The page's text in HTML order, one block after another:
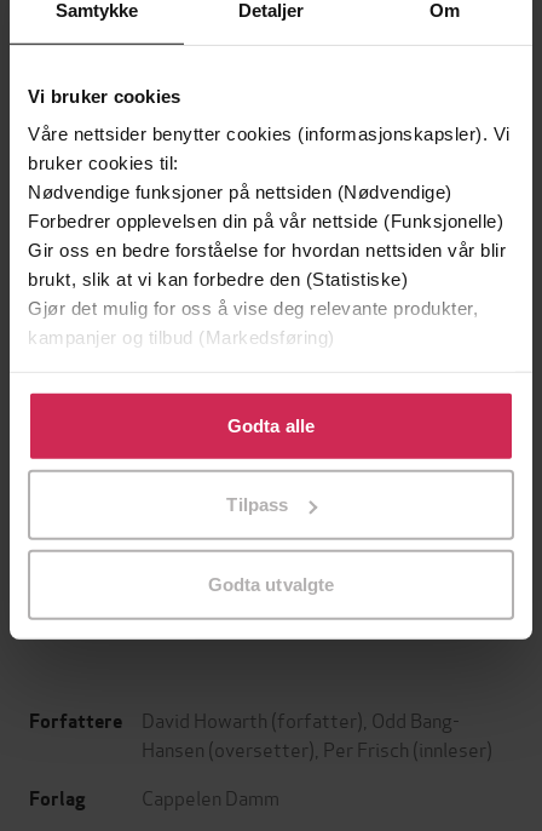
Samtykke Detaljer Om
Vi bruker cookies
Våre nettsider benytter cookies (informasjonskapsler). Vi
bruker cookies til:
Nødvendige funksjoner på nettsiden (Nødvendige)
Forbedrer opplevelsen din på vår nettside (Funksjonelle)
Gir oss en bedre forståelse for hvordan nettsiden vår blir
brukt, slik at vi kan forbedre den (Statistiske)
Gjør det mulig for oss å vise deg relevante produkter,
kampanjer og tilbud (Markedsføring)
Klikk på «Godta alle» for å gi oss ditt samtykke til å
bruke cookies for alle disse formålene. Du kan også
tilpasse ditt samtykke til spesifikke formål ved å klikke
Godta alle
Tilpass
Godta utvalgte
Premium
Øivind Stenersen
Premium
Bli best med mental
Erik Bertrand Larssen
Forfattere David Howarth (forfatter), Odd Bang-
Hansen (oversetter), Per Frisch (innleser)
Forlag Cappelen Damm